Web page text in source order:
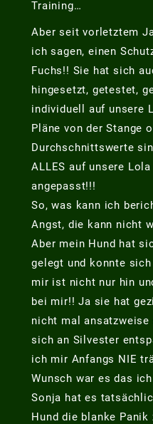
Training…
Aber seit vorletztem
ich sagen, einen
Fuchs!! Sie hat sich
hingesetzt, getestet,
individuell auf unsere
Pläne von der Stange
Durchschnittswerte
ALLES auf unsere
angepasst!!!
So, was kann ich
Angst, die kann nicht
Aber mein Hund hat
gelegt und konnte
mir ist nicht nur hin
bei mir!! Ja sie hat
nicht mal
sich an Silvester
ich mir Anfangs NIE
Wunsch war es das
Sonja hat es
Hund die blanke